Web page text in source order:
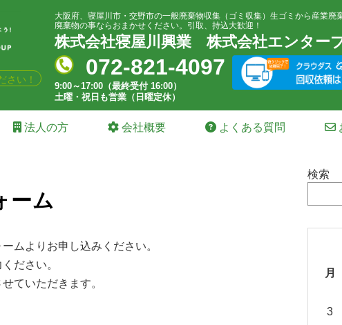
さい！
大阪府、寝屋川市・交野市の一般廃棄物収集（ゴミ収集）生ゴミから産業廃
廃棄物の事ならおまかせください。引取、持込大歓迎！
株式会社寝屋川興業株式会社エンター
072-821-4097
9:00～17:00（最終受付 16:00）
土曜・祝日も営業（日曜定休）
法人の方 会社概要 よくある質問
ーム
ムよりお申し込みください。
ださい。
ていただきます。
検索
月
3